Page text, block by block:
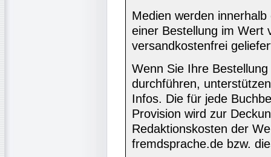
Medien werden
einer Bestellung im Wert
versandkostenfrei
Wenn Sie Ihre
durchführen,
Infos. Die für jede
Provision wird zur
Redaktionskosten der
fremdsprache.de bzw.